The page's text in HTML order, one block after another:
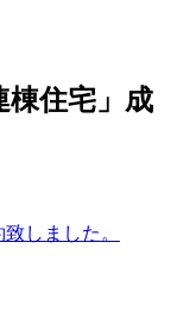
棟住宅」成
しました。